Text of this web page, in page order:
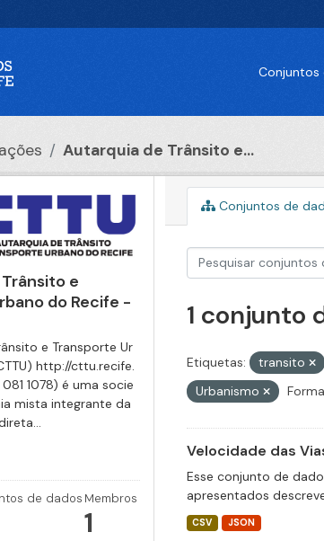
Conjuntos
Autarquia de Trânsito e...
e
do Recife -
e Transporte Ur
http://cttu.recife.
1078) é uma socie
mista integrante da
de dados Membros
1
Conjuntos de
1 conjunto
Etiquetas: transito
Urbanismo
Velocidade das
Esse conjunto de
apresentados
CSV JSON